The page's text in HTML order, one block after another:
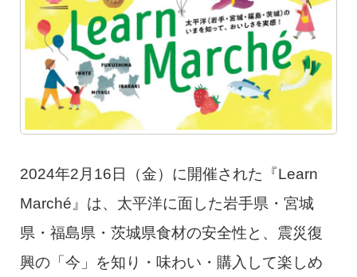
2024年2月16日（金）に開催された『Learn
Marché』は、太平洋に面した岩手県・宮城
県・福島県・茨城県食材の安全性と、震災復
興の「今」を知り・味わい・購入して楽しめ